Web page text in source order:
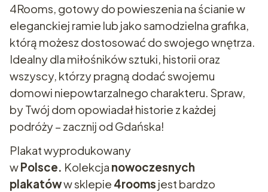
4Rooms, gotowy do powieszenia na ścianie w
eleganckiej ramie lub jako samodzielna grafika,
którą możesz dostosować do swojego wnętrza.
Idealny dla miłośników sztuki, historii oraz
wszyscy, którzy pragną dodać swojemu
domowi niepowtarzalnego charakteru. Spraw,
by Twój dom opowiadał historie z każdej
podróży – zacznij od Gdańska!
Plakat wyprodukowany
wPolsce. Kolekcja nowoczesnych
plakatóww sklepie 4rooms jest bardzo